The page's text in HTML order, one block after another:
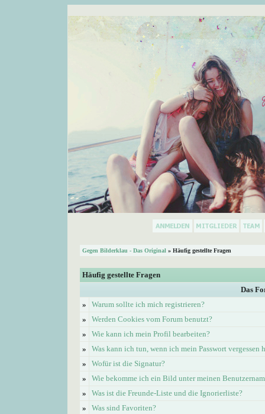
Gegen Bilderklau - Das Original » Häufig gestellte Fragen
Häufig gestellte Fragen
Das
»
Warum sollte ich mich registrieren?
»
Werden Cookies vom Forum benutzt?
»
Wie kann ich mein Profil bearbeiten?
»
Was kann ich tun, wenn ich mein Passwort vergessen
»
Wofür ist die Signatur?
»
Wie bekomme ich ein Bild unter meinen
»
Was ist die Freunde-Liste und die Ignorierliste?
»
Was sind Favoriten?